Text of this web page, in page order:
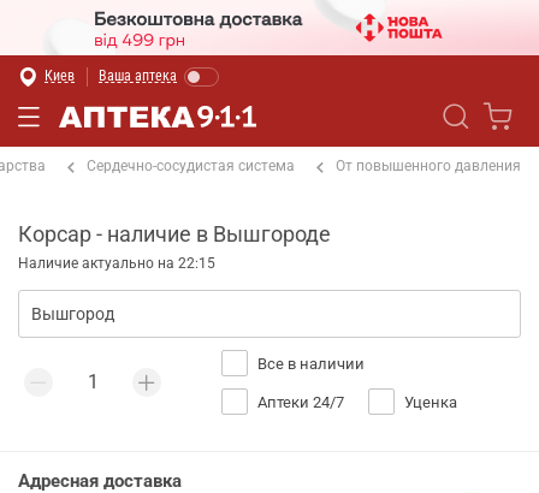
Киев Ваша аптека
Сердечно-сосудистая система От повышенного давления
Корсар - наличие в Вышгороде
Наличие актуально на 22:15
Все в наличии
Аптеки 24/7 Уценка
Адресная доставка